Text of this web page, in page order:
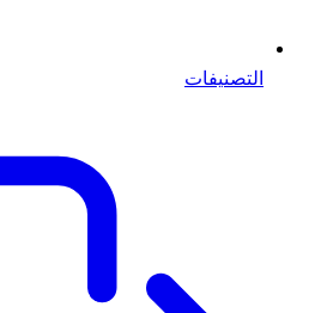
التصنيفات